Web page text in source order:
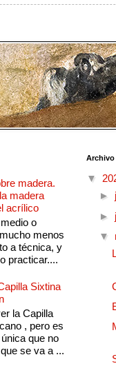
madera.
madera
acrílico
o
menos
a técnica, y
practicar....
Sixtina
la Capilla
, pero es
que no
se va a ...
▼
►
►
▼